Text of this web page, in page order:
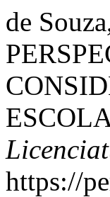
de
https://